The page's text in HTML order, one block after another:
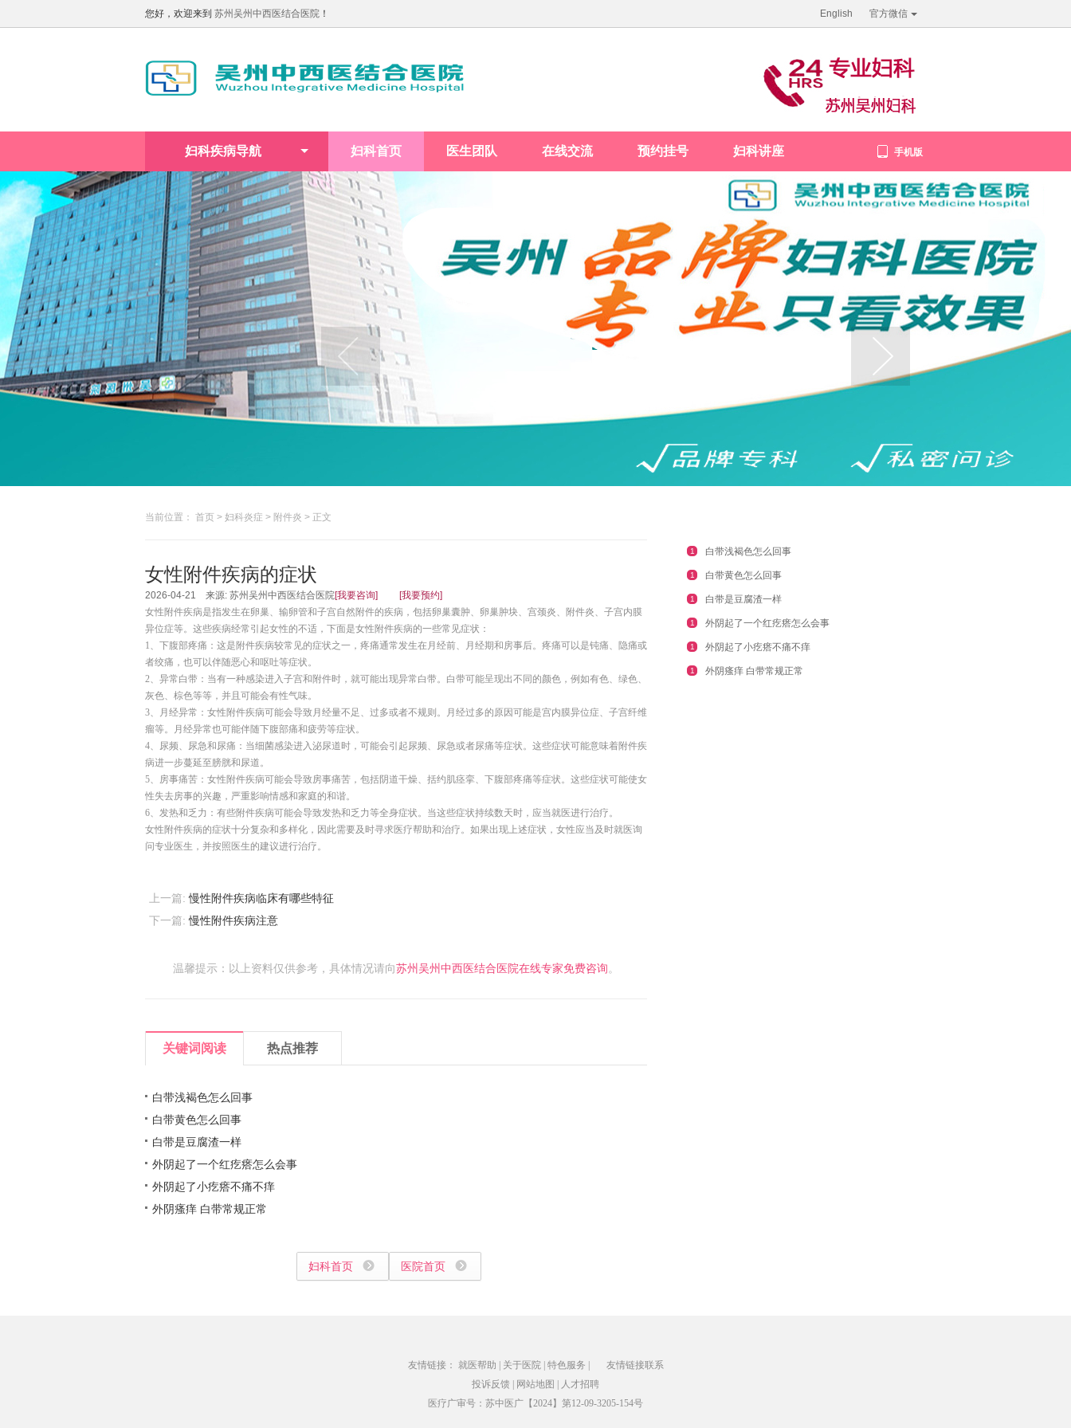
您好，欢迎来到 苏州吴州中西医结合医院 ！ English 官方微信
妇科疾病导航 妇科首页 医生团队 在线交流 预约挂号 妇科讲座 手机版
当前位置： 首页 > 妇科炎症 > 附件炎 > 正文
女性附件疾病的症状
2026-04-21 来源: 苏州吴州中西医结合医院[我要咨询]
[我要预约]
女性附件疾病是指发生在卵巢、输卵管和子宫自然附件的疾病，包括卵巢囊肿、卵巢肿块、宫颈炎、附件炎、子宫内膜
异位症等。这些疾病经常引起女性的不适，下面是女性附件疾病的一些常见症状：
1、下腹部疼痛：这是附件疾病较常见的症状之一，疼痛通常发生在月经前、月经期和房事后。疼痛可以是钝痛、隐痛或
者绞痛，也可以伴随恶心和呕吐等症状。
2、异常白带：当有一种感染进入子宫和附件时，就可能出现异常白带。白带可能呈现出不同的颜色，例如有色、绿色、
灰色、棕色等等，并且可能会有性气味。
3、月经异常：女性附件疾病可能会导致月经量不足、过多或者不规则。月经过多的原因可能是宫内膜异位症、子宫纤维
瘤等。月经异常也可能伴随下腹部痛和疲劳等症状。
4、尿频、尿急和尿痛：当细菌感染进入泌尿道时，可能会引起尿频、尿急或者尿痛等症状。这些症状可能意味着附件疾
病进一步蔓延至膀胱和尿道。
5、房事痛苦：女性附件疾病可能会导致房事痛苦，包括阴道干燥、括约肌痉挛、下腹部疼痛等症状。这些症状可能使女
性失去房事的兴趣，严重影响情感和家庭的和谐。
6、发热和乏力：有些附件疾病可能会导致发热和乏力等全身症状。当这些症状持续数天时，应当就医进行治疗。
女性附件疾病的症状十分复杂和多样化，因此需要及时寻求医疗帮助和治疗。如果出现上述症状，女性应当及时就医询
问专业医生，并按照医生的建议进行治疗。
上一篇: 慢性附件疾病临床有哪些特征
下一篇: 慢性附件疾病注意
温馨提示：以上资料仅供参考，具体情况请向苏州吴州中西医结合医院在线专家免费咨询。
关键词阅读 热点推荐
白带浅褐色怎么回事
白带黄色怎么回事
白带是豆腐渣一样
外阴起了一个红疙瘩怎么会事
外阴起了小疙瘩不痛不痒
外阴瘙痒 白带常规正常
妇科首页 医院首页
1 白带浅褐色怎么回事
1 白带黄色怎么回事
1 白带是豆腐渣一样
1 外阴起了一个红疙瘩怎么会事
1 外阴起了小疙瘩不痛不痒
1 外阴瘙痒 白带常规正常
友情链接： 就医帮助 关于医院| 特色服务
友情链接联系
投诉反馈
网站地图
人才招聘
医疗广审号：苏中医广【2024】第12-09-3205-154号